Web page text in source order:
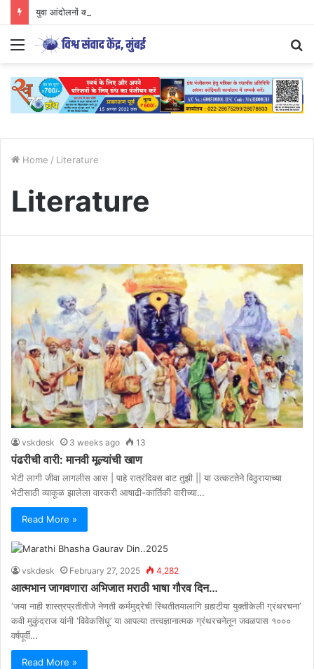
युवा आंदोलनों की दिशा और वैचारिक परिप्रेक्ष्य
Menu
Home / Literature
Literature
vskdesk 3 weeks ago 13
पंढरीची वारी: मानवी मूल्यांची खाण
भेटी लागी जीवा लागलीस आस | पाहे रात्रंदिवस वाट तुझी || या उत्कटतेने विठुरायाच्या
भेटीसाठी व्याकूळ झालेला वारकरी आषाढी-कार्तिकी वारीच्या…
Read More »
vskdesk February 27, 2025 4,282
आत्मभान जागवणारा अभिजात मराठी भाषा गौरव दिन…
‘जया नाही शास्त्रप्रतीतीजे नेणती कर्ममुद्रेची स्थितीतयालागि मर्‍हाटीया युक्तीकेली ग्रंथरचना’
कवी मुकुंदराज यांनी ‘विवेकसिंधू’ या आपल्या तत्त्वज्ञानात्मक ग्रंथरचनेतून जवळपास १०००
वर्षपूर्वी…
Read More »